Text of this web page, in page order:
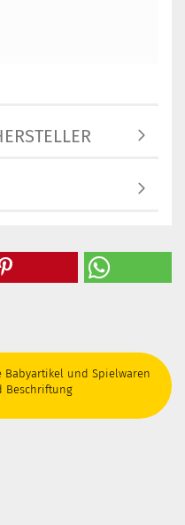
und Spielwaren
Beschriftung